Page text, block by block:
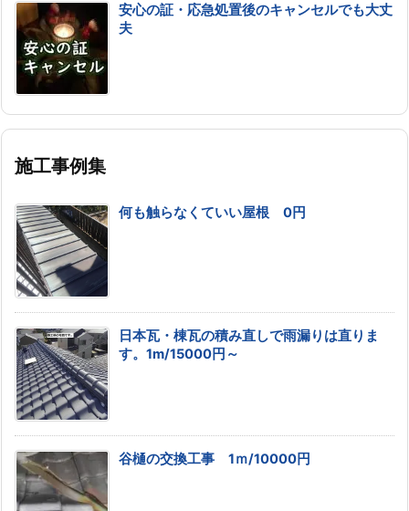
安心の証・応急処置後のキャンセルでも大丈
夫
施工事例集
何も触らなくていい屋根 0円
日本瓦・棟瓦の積み直しで雨漏りは直りま
す。1m/15000円～
谷樋の交換工事 1ｍ/10000円